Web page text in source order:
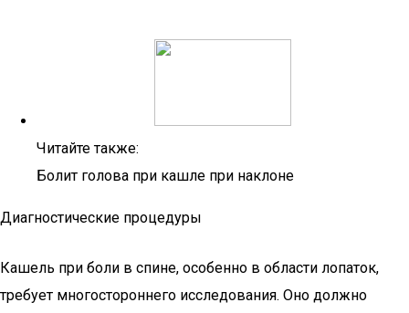
Читайте также:
Болит голова при кашле при наклоне
Диагностические процедуры
Кашель при боли в спине, особенно в области лопаток,
требует многостороннего исследования. Оно должно